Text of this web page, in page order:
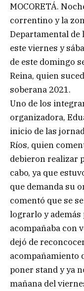
MOCORETÁ.
correntino y la
Departamental
este viernes y
de este domingo
Reina, quien
soberana 2021.
Uno de los
organizadora,
inicio de las
Ríos, quien
debieron realizar
cabo, ya que
que demanda su
comentó que se
lograrlo y además
acompañaba con
dejó de
acompañamiento
poner stand y ya
mañana del